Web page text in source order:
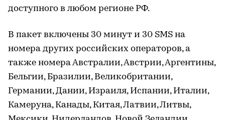
доступного в любом регионе РФ.
В пакет включены 30 минут и 30 SMS на
номера других российских операторов, а
также номера Австралии, Австрии, Аргентины,
Бельгии, Бразилии, Великобритании,
Германии, Дании, Израиля, Испании, Италии,
Камеруна, Канады, Китая, Латвии, Литвы,